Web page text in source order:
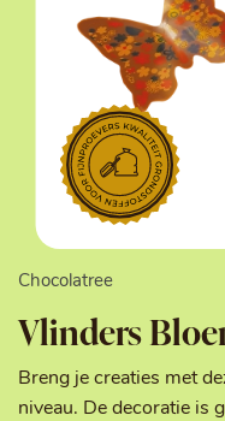
Chocolatree
Vlinders
Breng je creaties met
niveau. De decoratie is